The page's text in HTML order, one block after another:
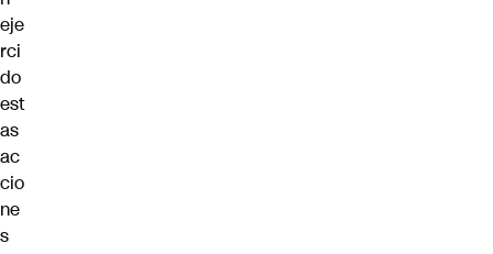
eje
rci
do
est
as
ac
cio
ne
s